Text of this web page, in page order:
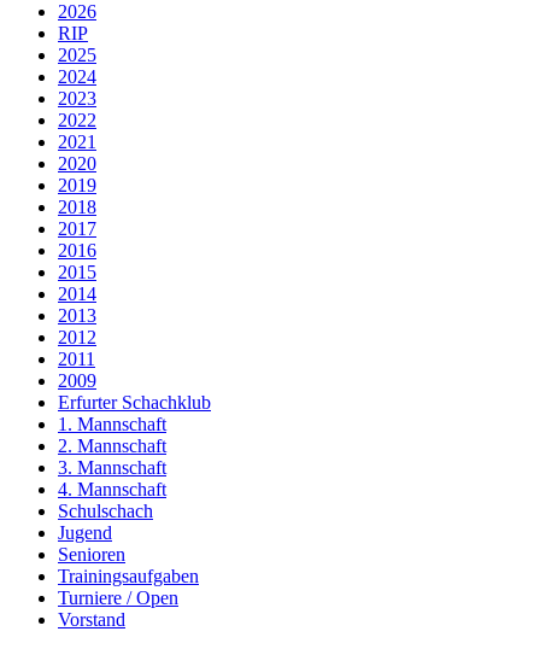
2026
RIP
2025
2024
2023
2022
2021
2020
2019
2018
2017
2016
2015
2014
2013
2012
2011
2009
Erfurter Schachklub
1. Mannschaft
2. Mannschaft
3. Mannschaft
4. Mannschaft
Schulschach
Jugend
Senioren
Trainingsaufgaben
Turniere / Open
Vorstand